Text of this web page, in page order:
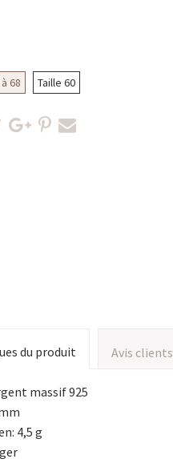
68 Taille 60
du produit Avis clients
massif 925
4,5 g